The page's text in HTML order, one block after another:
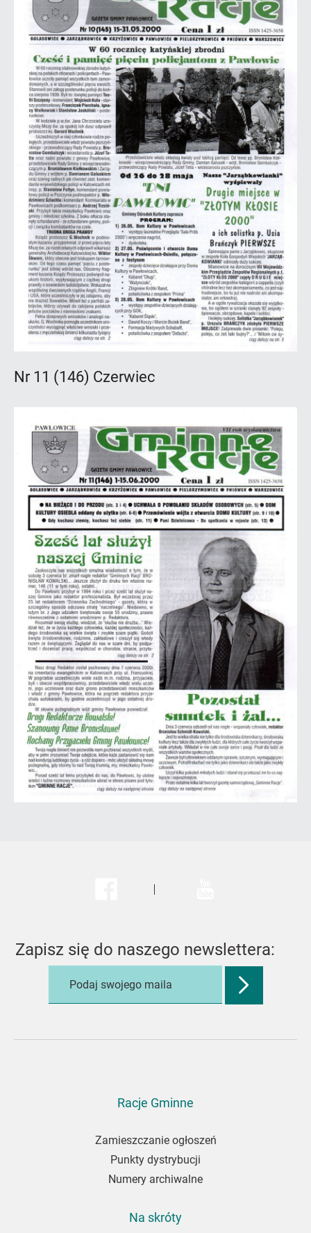
Nr 11 (146) Czerwiec
Zapisz się do naszego newslettera:
Racje Gminne
Zamieszczanie ogłoszeń
Punkty dystrybucji
Numery archiwalne
Na skróty